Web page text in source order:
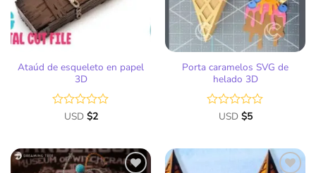
Ataúd de esqueleto en papel
3D
Valorado
de
5
USD $2
Porta caramelos SVG de
helado 3D
Valorado
de
USD $5